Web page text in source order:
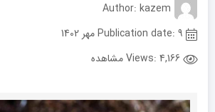
Author: kazem
4,166 مشاهده